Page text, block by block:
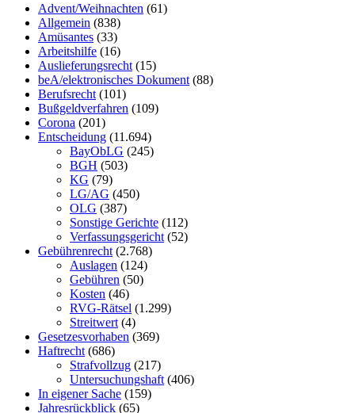
Advent/Weihnachten (61)
Allgemein (838)
Amüsantes (33)
Arbeitshilfe (16)
Auslieferungsrecht (15)
beA/elektronisches Dokument (88)
Berufsrecht (101)
Bußgeldverfahren (109)
Corona (201)
Entscheidung (11.694)
BayObLG (245)
BGH (503)
KG (79)
LG/AG (450)
OLG (387)
Sonstige Gerichte (112)
Verfassungsgericht (52)
Gebührenrecht (2.768)
Auslagen (124)
Gebühren (50)
Kosten (46)
RVG-Rätsel (1.299)
Streitwert (4)
Gesetzesvorhaben (369)
Haftrecht (686)
Strafvollzug (217)
Untersuchungshaft (406)
In eigener Sache (159)
Jahresrückblick (65)